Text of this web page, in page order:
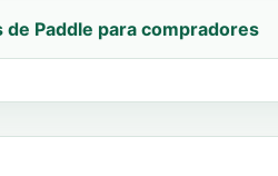
de Paddle para compradores